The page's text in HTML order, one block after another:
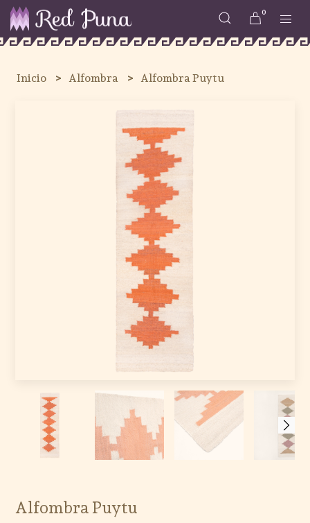
0
Inicio Alfombra Alfombra Puytu
Alfombra Puytu